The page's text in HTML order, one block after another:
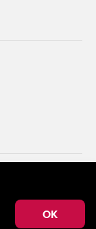
технологии
к
OK